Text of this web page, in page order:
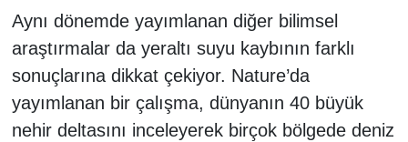
Aynı dönemde yayımlanan diğer bilimsel
araştırmalar da yeraltı suyu kaybının farklı
sonuçlarına dikkat çekiyor. Nature’da
yayımlanan bir çalışma, dünyanın 40 büyük
nehir deltasını inceleyerek birçok bölgede deniz